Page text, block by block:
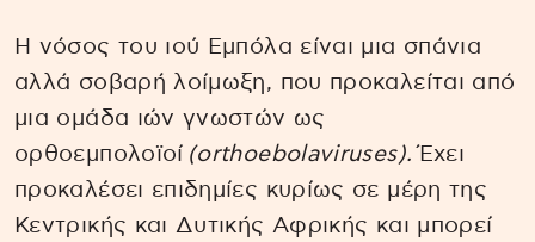
Η νόσος του ιού Εμπόλα είναι μια σπάνια
αλλά σοβαρή λοίμωξη, που προκαλείται από
μια ομάδα ιών γνωστών ως
ορθοεμπολοϊοί (orthoebolaviruses). Έχει
προκαλέσει επιδημίες κυρίως σε μέρη της
Κεντρικής και Δυτικής Αφρικής και μπορεί